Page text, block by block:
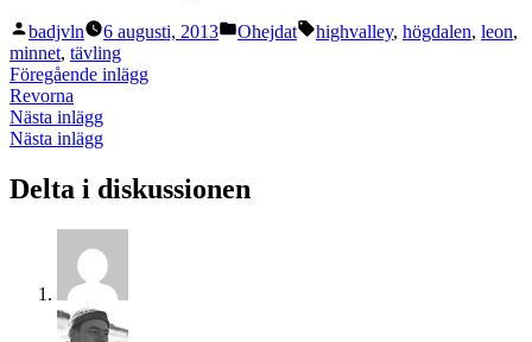
Publicerat
av
badjvln 6 augusti, 2013
Publicerat
Ohejdat Etiketter:
highvalley, högdalen, leon,
minnet, tävling
Inläggsnavigering
Föregående inläggFöregående
Revorna
Nästa inläggNästa
inlägg:
Nästa inlägg
Delta i diskussionen